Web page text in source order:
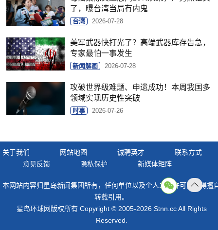
了，曝台湾当局有内鬼
台湾 2026-07-28
美军武器快打光了？高端武器库存告急，
专家最怕一事发生
新闻解画 2026-07-28
攻破世界级难题、申遗成功！本周我国多
领域实现历史性突破
时事 2026-07-26
关于我们 网站地图 诚聘英才
联系方式
意见反馈
隐私保护 新媒体矩阵
本网站内容归星岛新闻集团所有，任何单位以及个人未经许可，不得擅
转载引用。
星岛环球网版权所有 Copyright © 2005-2026 Stnn.cc All Rights
Reserved.
顶部